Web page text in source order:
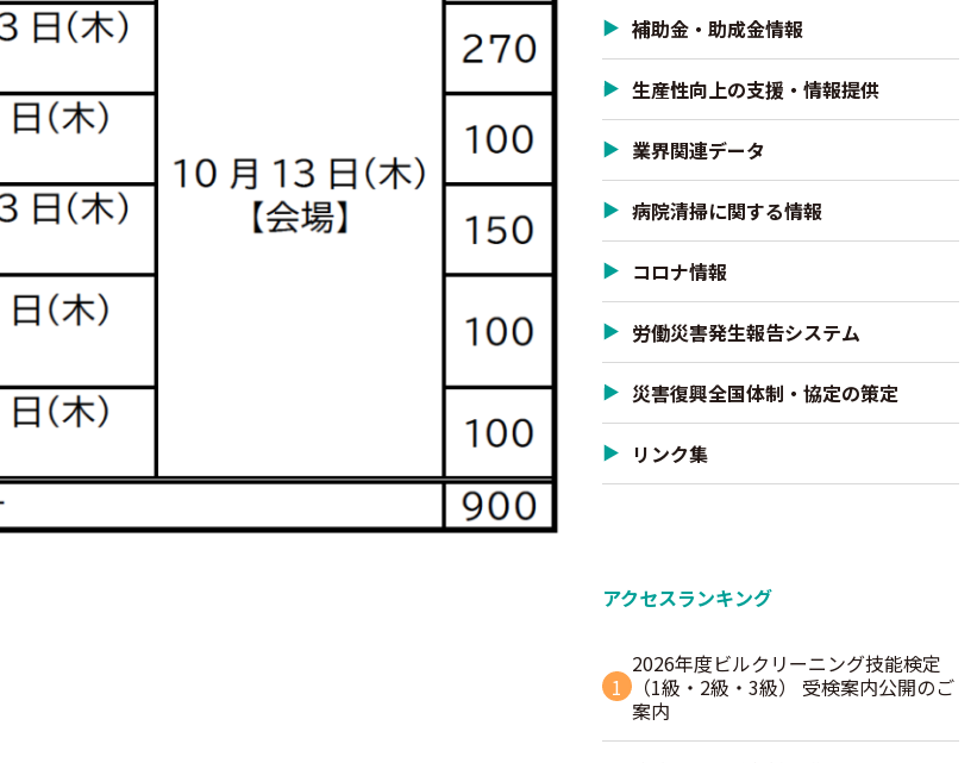
補助金・助成金情報
生産性向上の支援・情報提供
業界関連データ
病院清掃に関する情報
コロナ情報
労働災害発生報告システム
災害復興全国体制・協定の策定
リンク集
アクセスランキング
1
2026年度ビルクリーニング技能検定
（1級・2級・3級） 受検案内公開のご
案内